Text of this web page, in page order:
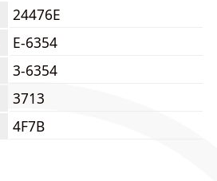
24476E
E-6354
3-6354
3713
4F7B